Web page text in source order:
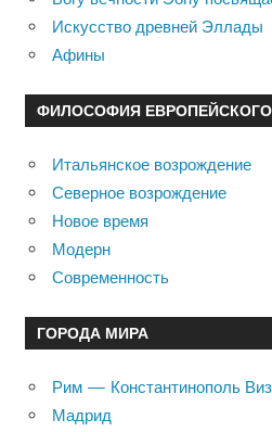
Искусство древней Эллады
Афины
ФИЛОСОФИЯ
Итальянское возрождение
Северное возрождение
Новое время
Модерн
Современность
ГОРОДА МИРА
Рим — Константинополь
Мадрид